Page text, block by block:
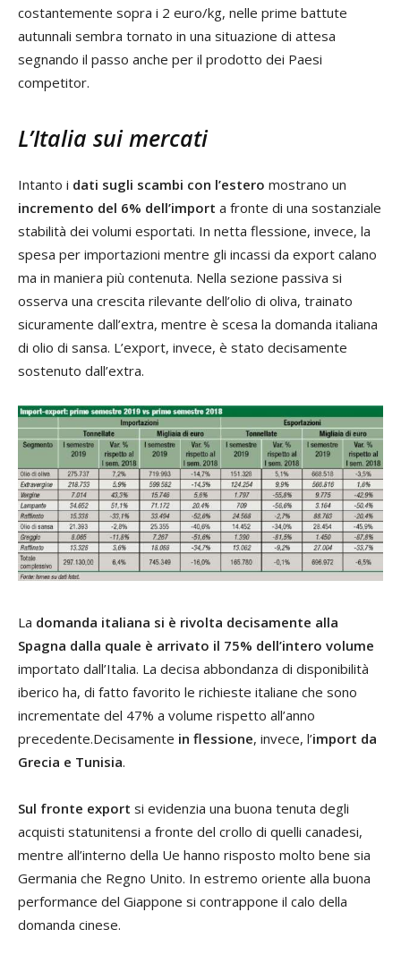
costantemente sopra i 2 euro/kg, nelle prime battute
autunnali sembra tornato in una situazione di attesa
segnando il passo anche per il prodotto dei Paesi
competitor.
L’Italia sui mercati
Intanto i dati sugli scambi con l’estero mostrano un
incremento del 6% dell’import a fronte di una sostanziale
stabilità dei volumi esportati. In netta flessione, invece, la
spesa per importazioni mentre gli incassi da export calano
ma in maniera più contenuta. Nella sezione passiva si
osserva una crescita rilevante dell’olio di oliva, trainato
sicuramente dall’extra, mentre è scesa la domanda italiana
di olio di sansa. L’export, invece, è stato decisamente
sostenuto dall’extra.
La domanda italiana si è rivolta decisamente alla
Spagna dalla quale è arrivato il 75% dell’intero volume
importato dall’Italia. La decisa abbondanza di disponibilità
iberico ha, di fatto favorito le richieste italiane che sono
incrementate del 47% a volume rispetto all’anno
precedente.Decisamente in flessione, invece, l’import da
Grecia e Tunisia.
Sul fronte export si evidenzia una buona tenuta degli
acquisti statunitensi a fronte del crollo di quelli canadesi,
mentre all’interno della Ue hanno risposto molto bene sia
Germania che Regno Unito. In estremo oriente alla buona
performance del Giappone si contrappone il calo della
domanda cinese.